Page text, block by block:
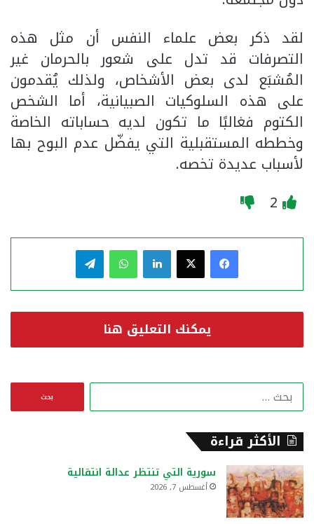
لقد ذكر بعض علماء النفس أن مثل هذه
التصرفات قد تدل على شعور بالحرمان غير
المُشبَع لدى بعض الأشخاص، ولذلك يُقدمون
على هذه السلوكيات الصبيانية، أما الشخص
الكتوم فغالبًا ما تكون لديه حساباته الخاصة
وخططه المستقبلية التي يفضّل عدم البوح بها
لأسباب عديدة تخصه.
2
فيسبوك لينكدإن واتساب
يمكنك التعليق هنا
ن
الأكثر قراءة
سورية التي تنتظر عدالة انتقالية
أغسطس 7, 2026